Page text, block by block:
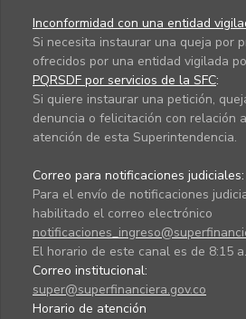
Inconformidad con una entidad
Si necesita instaurar una queja por
ofrecidos por una entidad vigilada
PQRSDF por servicios de la SFC:
Si quiere instaurar una petición,
denuncia o felicitación con relación
atención de esta Superintendencia.
Correo para notificaciones judiciales:
Para el envío de notificaciones
habilitado el correo electrónico
El horario de este canal es de 8:15
Correo institucional:
super@superfinanciera.gov.co
Horario de atención